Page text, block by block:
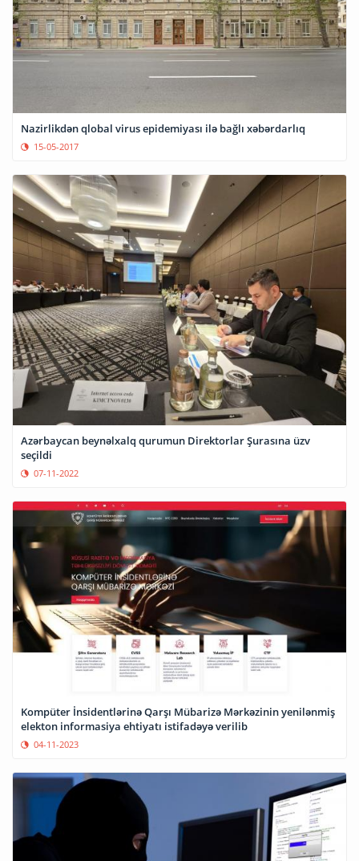
Nazirlikdən qlobal virus epidemiyası ilə bağlı xəbərdarlıq
15-05-2017
Azərbaycan beynəlxalq qurumun Direktorlar Şurasına üzv
seçildi
07-11-2022
Kompüter İnsidentlərinə Qarşı Mübarizə Mərkəzinin yenilənmiş
elekton informasiya ehtiyatı istifadəyə verilib
04-11-2023